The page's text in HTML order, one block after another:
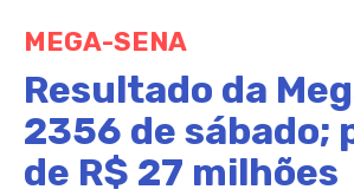
MEGA-SENA
Resultado da
2356 de sábado;
de R$ 27 milhões